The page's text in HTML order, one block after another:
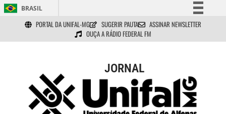
BRASIL
Simplifique!
Comunica BR
Acesso à informação
Legislação
Canais
PORTAL DA UNIFAL-MG SUGERIR PAUTA
ASSINAR NEWSLETTER
OUÇA A RÁDIO FEDERAL FM
JORNAL